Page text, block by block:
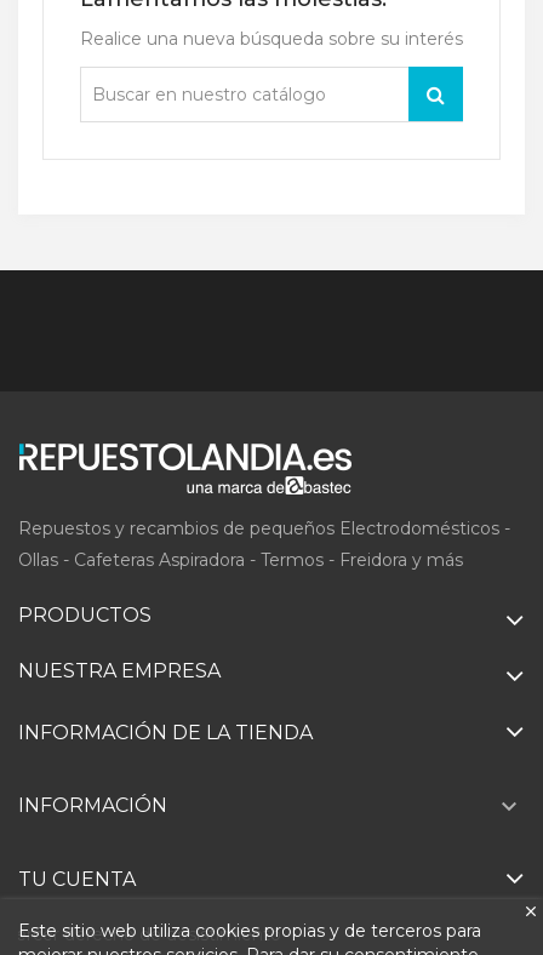
Realice una nueva búsqueda sobre su interés
Repuestos y recambios de pequeños Electrodomésticos -
Ollas - Cafeteras Aspiradora - Termos - Freidora y más
PRODUCTOS
NUESTRA EMPRESA
INFORMACIÓN DE LA TIENDA
Este sitio web utiliza cookies propias y de terceros para
INFORMACIÓN 
TU CUENTA
Ejercer derecho de desistimiento